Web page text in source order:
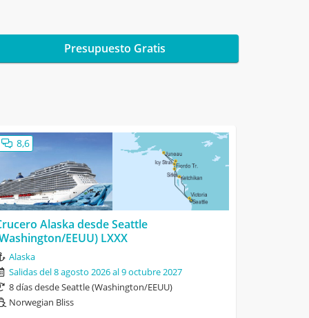
Presupuesto Gratis
8,6
Alaska desde Seattle
EEUU) LXXX
Alaska
Salidas del 8 agosto 2026 al 9 octubre 2027
8 días desde Seattle (Washington/EEUU)
Norwegian Bliss